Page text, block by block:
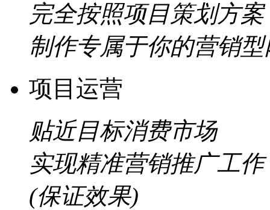
完全按照项目策划方案
制作专属于你的营销
项目运营
贴近目标消费市场
实现精准营销推广工作
(保证效果)